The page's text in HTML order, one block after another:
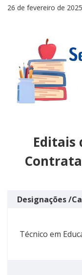
26 de fevereiro de 2025
Editais
Designações /
Técnico em